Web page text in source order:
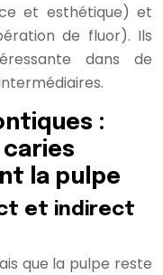
et esthétique) et
de fluor). Ils
dans de
:
la pulpe
et indirect
que la pulpe reste